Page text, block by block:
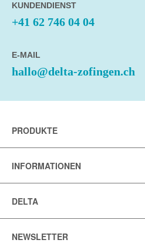
KUNDENDIENST
+41 62 746 04 04
E-MAIL
hallo@delta-zofingen.ch
PRODUKTE
INFORMATIONEN
DELTA
NEWSLETTER